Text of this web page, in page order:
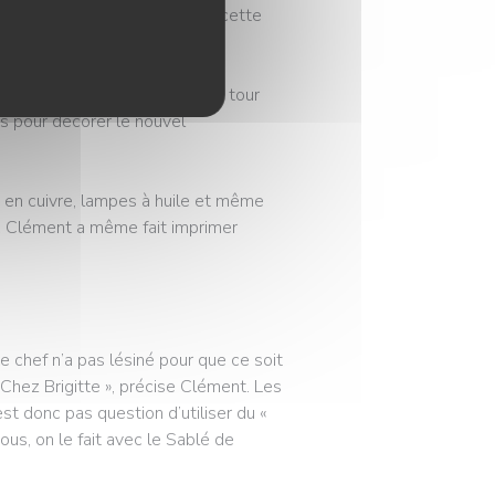
j’ai quasiment grandi dans cette
», il s’est mis à faire le tour
pour décorer le nouvel
cuivre, lampes à huile et même
a même fait imprimer
chef n’a pas lésiné pour que ce soit
Brigitte », précise Clément. Les
donc pas question d’utiliser du «
on le fait avec le Sablé de